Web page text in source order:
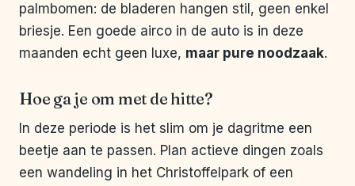
palmbomen: de bladeren hangen stil, geen enkel
briesje. Een goede airco in de auto is in deze
maanden echt geen luxe, maar pure noodzaak.
Hoe ga je om met de hitte?
In deze periode is het slim om je dagritme een
beetje aan te passen. Plan actieve dingen zoals
een wandeling in het Christoffelpark of een